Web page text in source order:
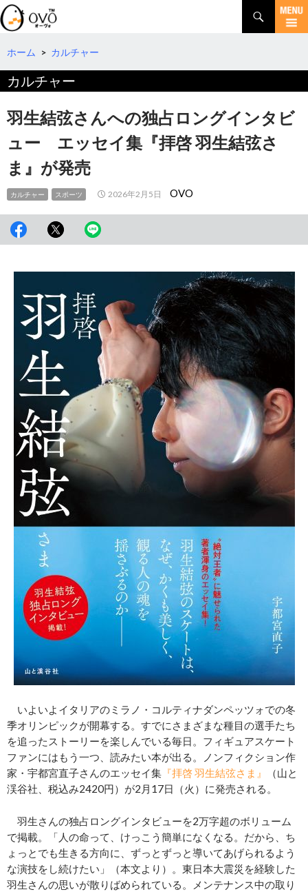
検
索
コ
テ
ツ
へ
移
動
ホーム > カルチャー
カルチャー
羽生結弦さんへの独占ロングインタビ
ュー エッセイ集『拝啓 羽生結弦さ
ま』が発売
カルチャー スポーツ 2026年2月5日 OVO
いよいよイタリアのミラノ・コルティナダンペッツォでの冬
季オリンピックが開幕する。すでにさまざまな種目の選手たち
を追ったストーリーを楽しんでいる毎日。フィギュアスケート
ファンにはもう一つ、読みたい本が出る。ノンフィクション作
家・宇都宮直子さんのエッセイ集 『拝啓 羽生結弦さま』
（山と
渓谷社、税込み2420円）が2月17日（火）に発売される。
羽生さんの独占ロングインタビューを2万字超のボリューム
で掲載。「人の命って、けっこう簡単になくなる。だから、ち
ょっとでも生きる方向に、ずっとずっと導いてあげられるよう
な演技をし続けたい」（本文より）。東日本大震災を経験した
羽生さんの思いが散りばめられている。メンテナンス中の取り